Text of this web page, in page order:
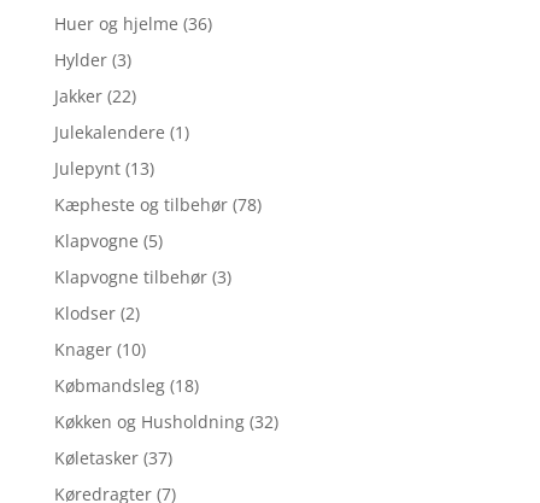
Huer og hjelme (36)
Hylder (3)
Jakker (22)
Julekalendere (1)
Julepynt (13)
Kæpheste og tilbehør (78)
Klapvogne (5)
Klapvogne tilbehør (3)
Klodser (2)
Knager (10)
Købmandsleg (18)
Køkken og Husholdning (32)
Køletasker (37)
Køredragter (7)